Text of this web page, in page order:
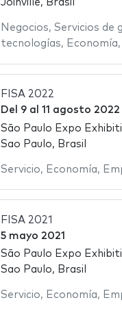
Joinville, Brasil
Negocios, Servicios de
tecnologías, Economía,
FISA 2022
Del 9al 11 agosto 2022
São Paulo Expo
Sao Paulo, Brasil
Servicio, Economía,
FISA 2021
5 mayo 2021
São Paulo Expo
Sao Paulo, Brasil
Servicio, Economía,